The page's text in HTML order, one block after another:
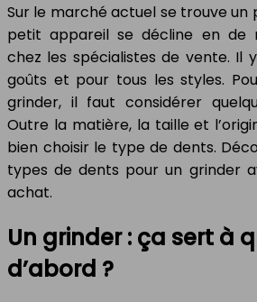
Sur le marché actuel se trouve un
petit appareil se décline en de
chez les spécialistes de vente. Il
goûts et pour tous les styles.
grinder, il faut considérer
Outre la matière, la taille et
bien choisir le type de dents.
types de dents pour un grinder
achat.
Un grinder : ça sert à
d’abord ?